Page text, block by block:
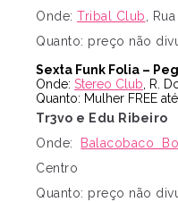
Onde: Tribal Club ,
Quanto: preço não
Sexta Funk Folia –
Onde: Stereo Club , R.
Quanto: Mulher FREE
Tr3vo e Edu Ribeiro
Onde: Balacobaco
Centro
Quanto: preço não